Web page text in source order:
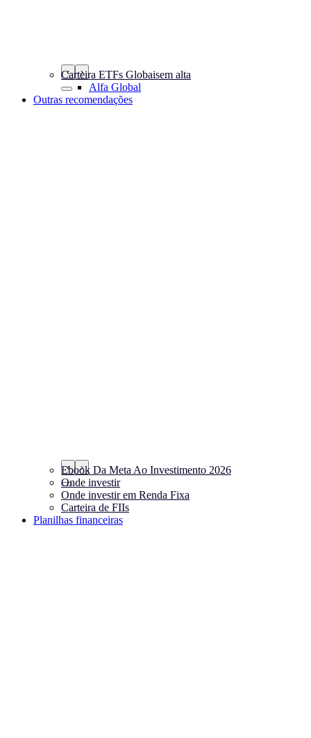
‹ ›
Carteira ETFs Globaisem alta
Alfa Global
Outras recomendações
‹ ›
Ebook Da Meta Ao Investimento 2026
Onde investir
Onde investir em Renda Fixa
Carteira de FIIs
Planilhas financeiras